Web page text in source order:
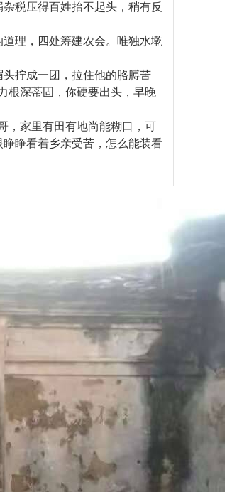
税压得百姓抬不起头，稍有反
理，四处筹建农会。唯独水墘
拧成一团，拉住他的胳膊苦
根深蒂固，你硬要出头，早晚
，家里有田有地尚能糊口，可
睁看着乡亲受苦，怎么能装看